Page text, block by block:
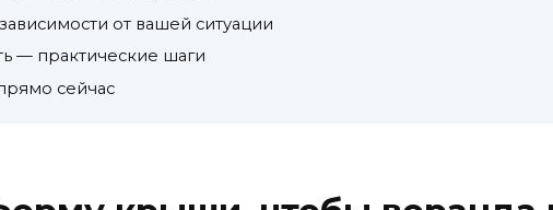
от вашей ситуации
— практические шаги
сейчас